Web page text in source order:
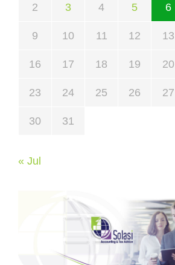
2 3 4 5 6
9 10 11 12 13
16 17 18 19 20
23 24 25 26 27
30 31
« Jul